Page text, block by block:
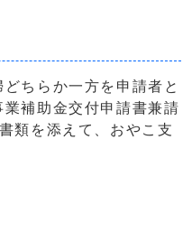
ちらか一方を申請者と
補助金交付申請書兼請
類を添えて、おやこ支